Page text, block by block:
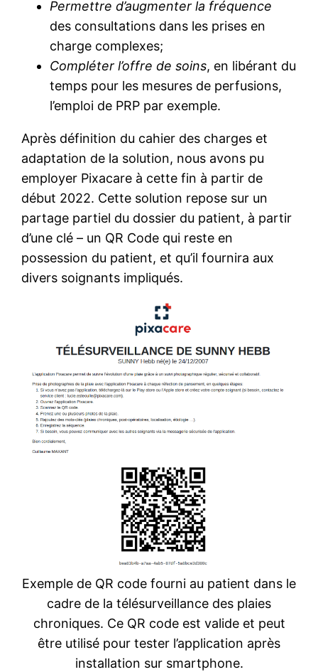
Permettre d’augmenter la fréquence
des consultations dans les prises en
charge complexes;
Compléter l’offre de soins, en libérant du
temps pour les mesures de perfusions,
l’emploi de PRP par exemple.
Après définition du cahier des charges et
adaptation de la solution, nous avons pu
employer Pixacare à cette fin à partir de
début 2022. Cette solution repose sur un
partage partiel du dossier du patient, à partir
d’une clé – un QR Code qui reste en
possession du patient, et qu’il fournira aux
divers soignants impliqués.
Exemple de QR code fourni au patient dans le
cadre de la télésurveillance des plaies
chroniques. Ce QR code est valide et peut
être utilisé pour tester l’application après
installation sur smartphone.